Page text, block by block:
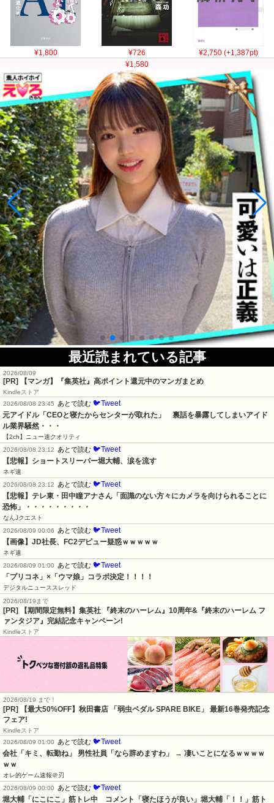
¥1,800 ¥726
¥2,750 (+1,387pt)
¥1,580
最近読まれている記事
2026/08/09
[PR] 【マンガ】『集英社』高ポイント還元中のマンガまとめ
Kindleストア
2026/08/08 23:45
あとで読む 🐦Tweet
元アイドル「CEOと寝たからセンターが取れた」　裏話を暴露してしまいアイド
ル業界騒然・・・
【2ch】ニュー速クオリティ
2026/08/08 23:12
あとで読む 🐦Tweet
【悲報】ショートスリーパー堀大輔、涙を流す
ネギ速
2026/08/08 23:12
あとで読む 🐦Tweet
【悲報】テレ東・田中瞳アナさん「面識のない方々にカメラを向けられることに
恐怖」・・・・・・・・・
なんJクエスト
2026/08/09 00:06
あとで読む 🐦Tweet
【画像】JD社長、FC2デビュー疑惑ｗｗｗｗｗ
ネギ速
2026/08/09 01:00
あとで読む 🐦Tweet
「プリコネ」×「ウマ娘」コラボ決定！！！！
デジタルニューススレッド
2026/08/19まで
[PR] 【期間限定無料】集英社 『終末のハーレム』10周年&『終末のハーレム フ
ァンタジア』完結記念キャンペーン!
Kindleストア
2026/08/19 まで！
[PR] 【最大50%OFF】秋田書店 「弱虫ペダル SPARE BIKE」 最新16巻発売記念
フェア!
Kindleストア
2026/08/09 01:00
あとで読む 🐦Tweet
会社「キミ、転勤ね」 男性社員「なら辞めますわ」 → 凄いことになるｗｗｗｗ
ｗｗ
オレ的ゲーム速報＠刃
2026/08/09 00:00
あとで読む 🐦Tweet
堀大輔「にこにこ」筋トレ中　コメント「寝たほうが良い」堀大輔「！！」筋ト